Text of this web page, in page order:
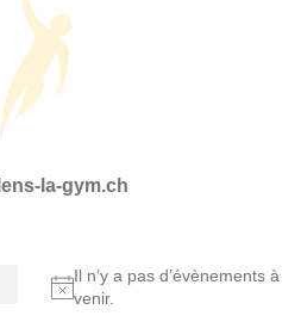
la-gym.ch
Notice
Il n’y a pas d’évènements à
venir.